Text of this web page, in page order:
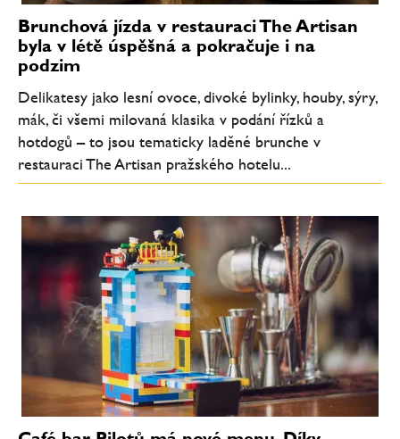
Brunchová jízda v restauraci The Artisan
byla v létě úspěšná a pokračuje i na
podzim
Delikatesy jako lesní ovoce, divoké bylinky, houby, sýry,
mák, či všemi milovaná klasika v podání řízků a
hotdogů – to jsou tematicky laděné brunche v
restauraci The Artisan pražského hotelu...